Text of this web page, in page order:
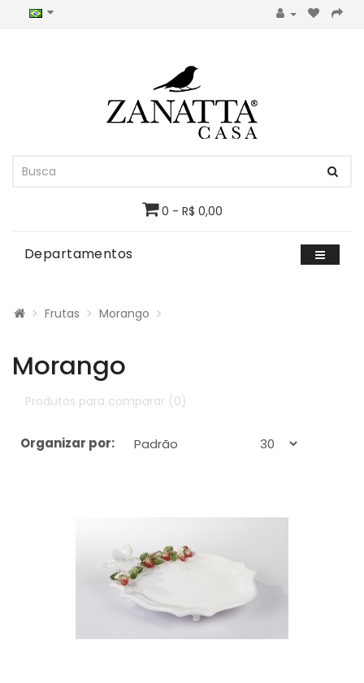
0 - R$ 0,00
Departamentos
Frutas Morango
Morango
Produtos para comparar (0)
Organizar por: